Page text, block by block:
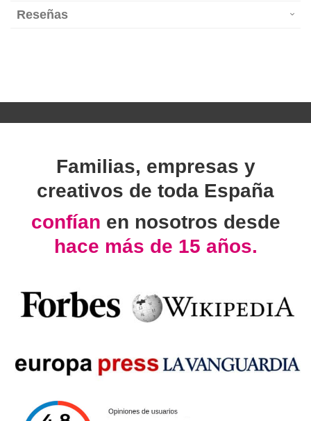
Reseñas
Familias, empresas y
creativos de toda España
confían en nosotros desde
hace más de 15 años.